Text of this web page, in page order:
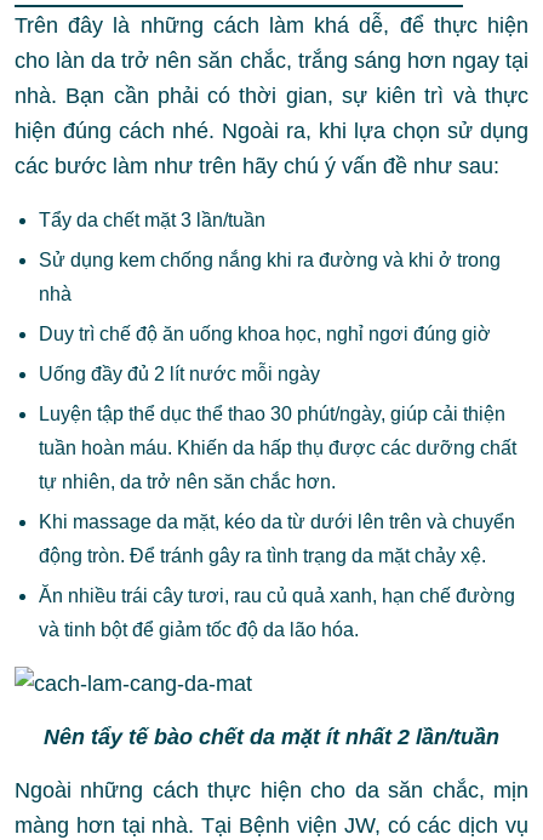
Trên đây là những cách làm khá dễ, để thực hiện
cho làn da trở nên săn chắc, trắng sáng hơn ngay tại
nhà. Bạn cần phải có thời gian, sự kiên trì và thực
hiện đúng cách nhé. Ngoài ra, khi lựa chọn sử dụng
các bước làm như trên hãy chú ý vấn đề như sau:
Tẩy da chết mặt 3 lần/tuần
Sử dụng kem chống nắng khi ra đường và khi ở trong
nhà
Duy trì chế độ ăn uống khoa học, nghỉ ngơi đúng giờ
Uống đầy đủ 2 lít nước mỗi ngày
Luyện tập thể dục thể thao 30 phút/ngày, giúp cải thiện
tuần hoàn máu. Khiến da hấp thụ được các dưỡng chất
tự nhiên, da trở nên săn chắc hơn.
Khi massage da mặt, kéo da từ dưới lên trên và chuyển
động tròn. Để tránh gây ra tình trạng da mặt chảy xệ.
Ăn nhiều trái cây tươi, rau củ quả xanh, hạn chế đường
và tinh bột để giảm tốc độ da lão hóa.
Nên tẩy tế bào chết da mặt ít nhất 2 lần/tuần
Ngoài những cách thực hiện cho da săn chắc, mịn
màng hơn tại nhà. Tại Bệnh viện JW, có các dịch vụ